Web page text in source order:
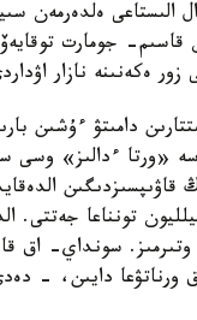
الىستاعى ەلدەرمەن
جومارت
ەكەنىنە نازار
دامىتۋ ءۇشىن
«ورتا ءدالىز» وسى
قاۋىپسىزدىگىن
سونداي- اق
ورناتۋعا دايىن، -